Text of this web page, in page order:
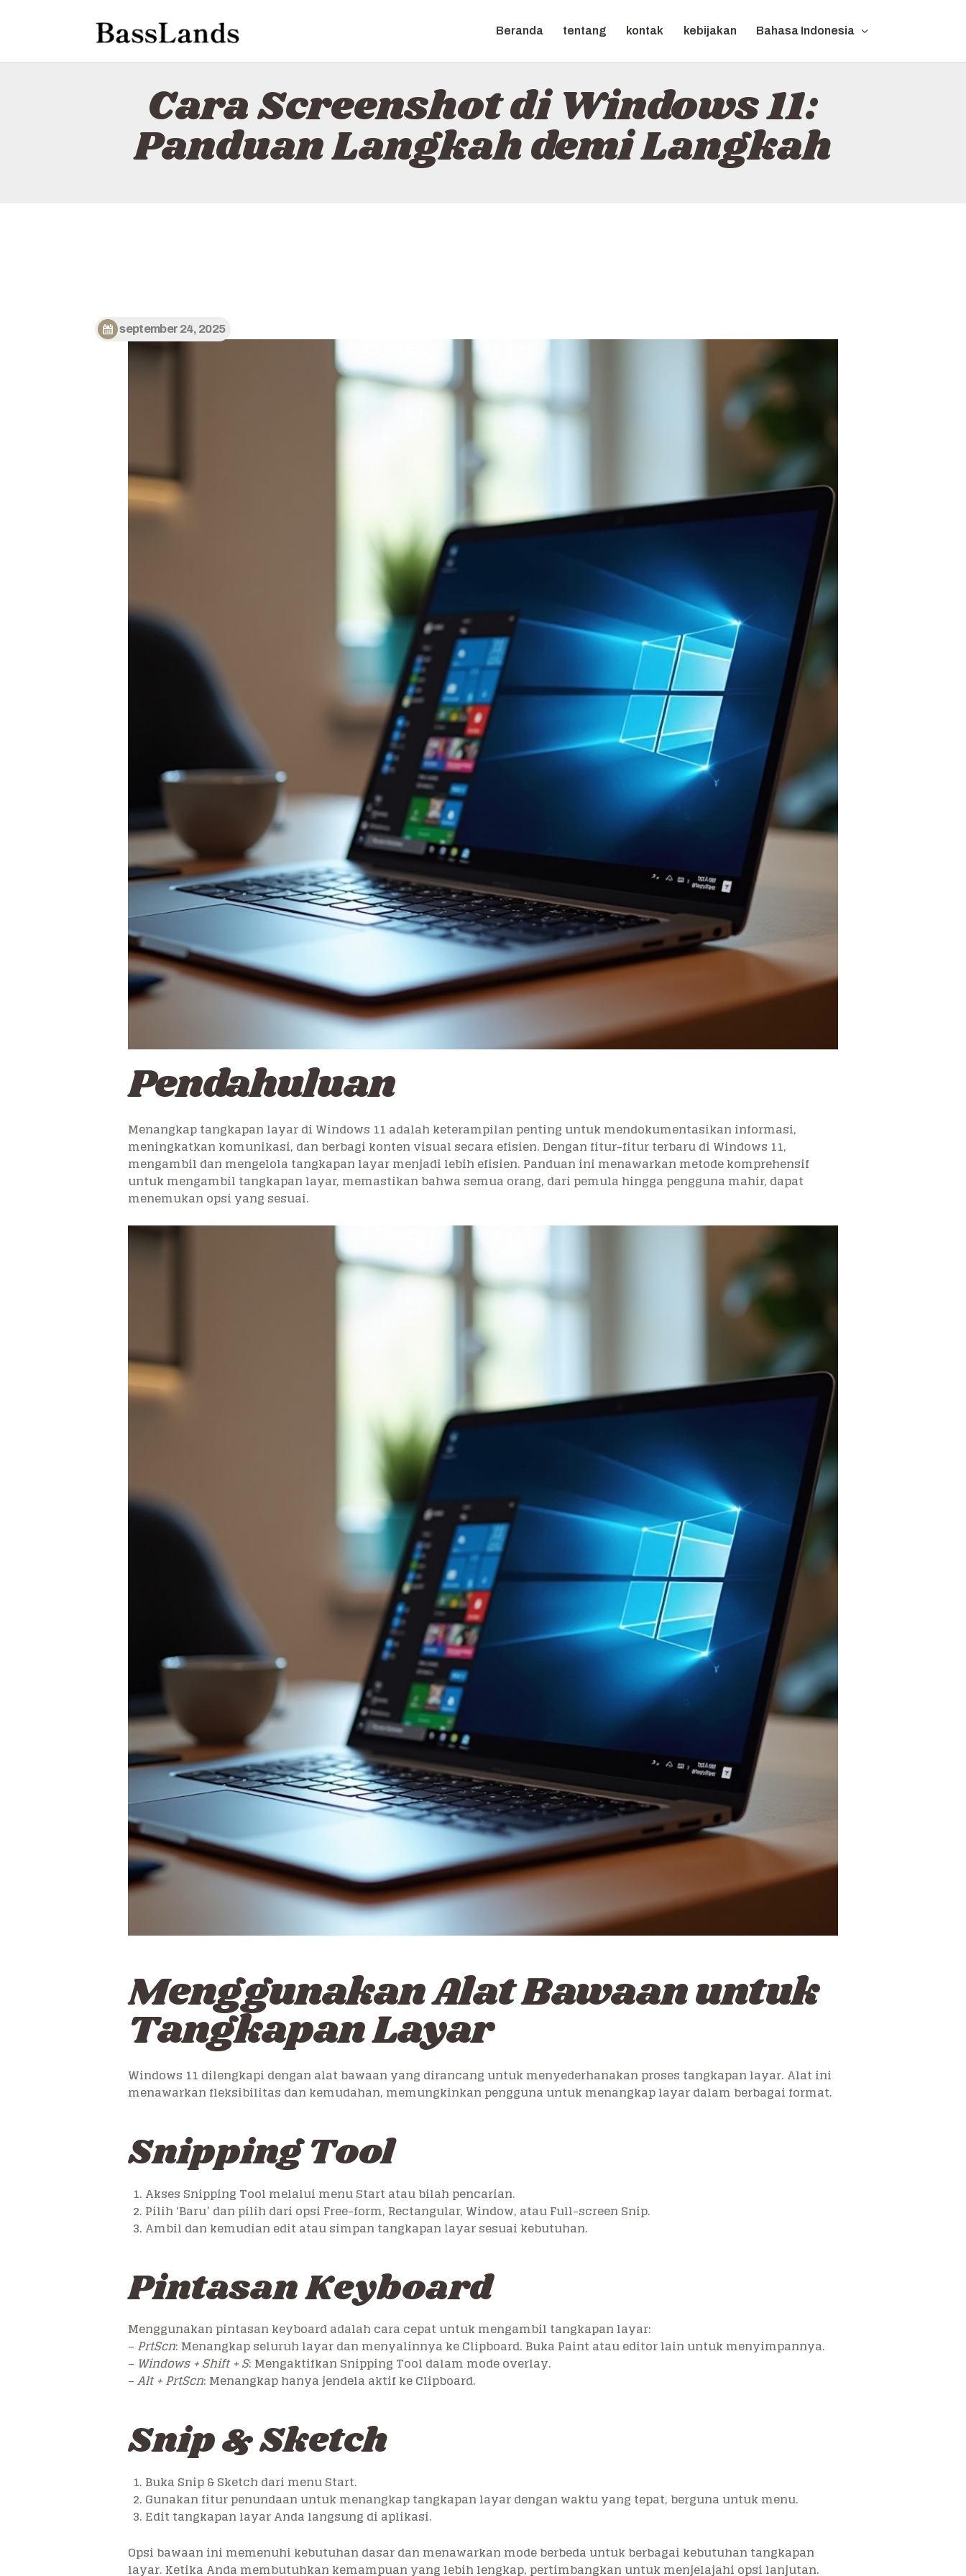
Beranda tentang kontak kebijakan Bahasa Indonesia
Cara Screenshot di Windows 11:
Panduan Langkah demi Langkah
BASSLANDS
KONTAK
KEBIJAKAN
BAHASA
september 24, 2025
Pendahuluan
Menangkap tangkapan layar di Windows 11 adalah keterampilan penting untuk mendokumentasikan informasi,
meningkatkan komunikasi, dan berbagi konten visual secara efisien. Dengan fitur-fitur terbaru di Windows 11,
mengambil dan mengelola tangkapan layar menjadi lebih efisien. Panduan ini menawarkan metode komprehensif
untuk mengambil tangkapan layar, memastikan bahwa semua orang, dari pemula hingga pengguna mahir, dapat
menemukan opsi yang sesuai.
Menggunakan Alat Bawaan untuk
Tangkapan Layar
Windows 11 dilengkapi dengan alat bawaan yang dirancang untuk menyederhanakan proses tangkapan layar. Alat ini
menawarkan fleksibilitas dan kemudahan, memungkinkan pengguna untuk menangkap layar dalam berbagai format.
Snipping Tool
Akses Snipping Tool melalui menu Start atau bilah pencarian.
Pilih ‘Baru’ dan pilih dari opsi Free-form, Rectangular, Window, atau Full-screen Snip.
Ambil dan kemudian edit atau simpan tangkapan layar sesuai kebutuhan.
Pintasan Keyboard
Menggunakan pintasan keyboard adalah cara cepat untuk mengambil tangkapan layar:
– PrtScn: Menangkap seluruh layar dan menyalinnya ke Clipboard. Buka Paint atau editor lain untuk menyimpannya.
– Windows + Shift + S: Mengaktifkan Snipping Tool dalam mode overlay.
–Alt + PrtScn: Menangkap hanya jendela aktif ke Clipboard.
Snip & Sketch
Buka Snip & Sketch dari menu Start.
Gunakan fitur penundaan untuk menangkap tangkapan layar dengan waktu yang tepat, berguna untuk menu.
Edit tangkapan layar Anda langsung di aplikasi.
Opsi bawaan ini memenuhi kebutuhan dasar dan menawarkan mode berbeda untuk berbagai kebutuhan tangkapan
layar. Ketika Anda membutuhkan kemampuan yang lebih lengkap, pertimbangkan untuk menjelajahi opsi lanjutan.